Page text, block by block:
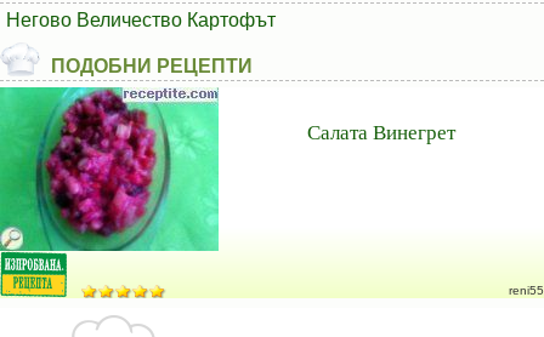
Негово Величество Картофът
ПОДОБНИ РЕЦЕПТИ
Салата Винегрет
reni55